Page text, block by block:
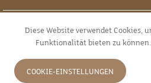
Diese Website verwendet Cookies,
Funktionalität bieten zu
COOKIE-EINSTELLUNGEN